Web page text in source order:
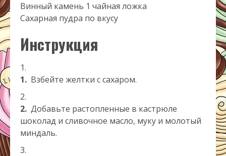
Винный камень 1 чайная ложка
Сахарная пудра по вкусу
Инструкция
1. Взбейте желтки с сахаром.
2. Добавьте растопленные в кастрюле
шоколад и сливочное масло, муку и молотый
миндаль.